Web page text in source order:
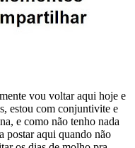
vou voltar aqui hoje e
estou com conjuntivite e
e como não tenho nada
postar aqui quando não